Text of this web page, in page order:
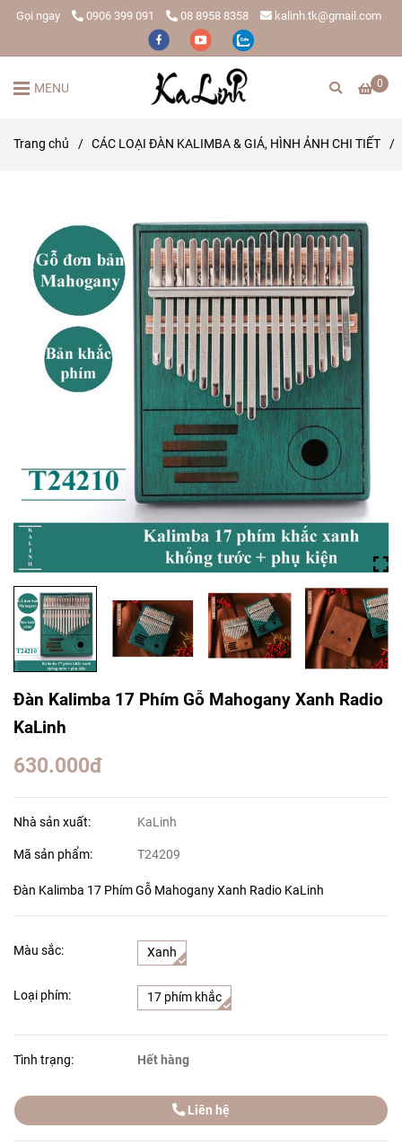
Gọi ngay 0906 399 091 08 8958 8358 kalinh.tk@gmail.com
0
MENU
Trang chủ / CÁC LOẠI ĐÀN KALIMBA & GIÁ, HÌNH ẢNH CHI TIẾT /
Đàn Kalimba 17 Phím Gỗ Mahogany Xanh Radio
KaLinh
630.000đ
Nhà sản xuất: KaLinh
Mã sản phẩm: T24209
Đàn Kalimba 17 Phím Gỗ Mahogany Xanh Radio KaLinh
Màu sắc: Xanh
Loại phím: 17 phím khắc
Tình trạng: Hết hàng
Liên hệ